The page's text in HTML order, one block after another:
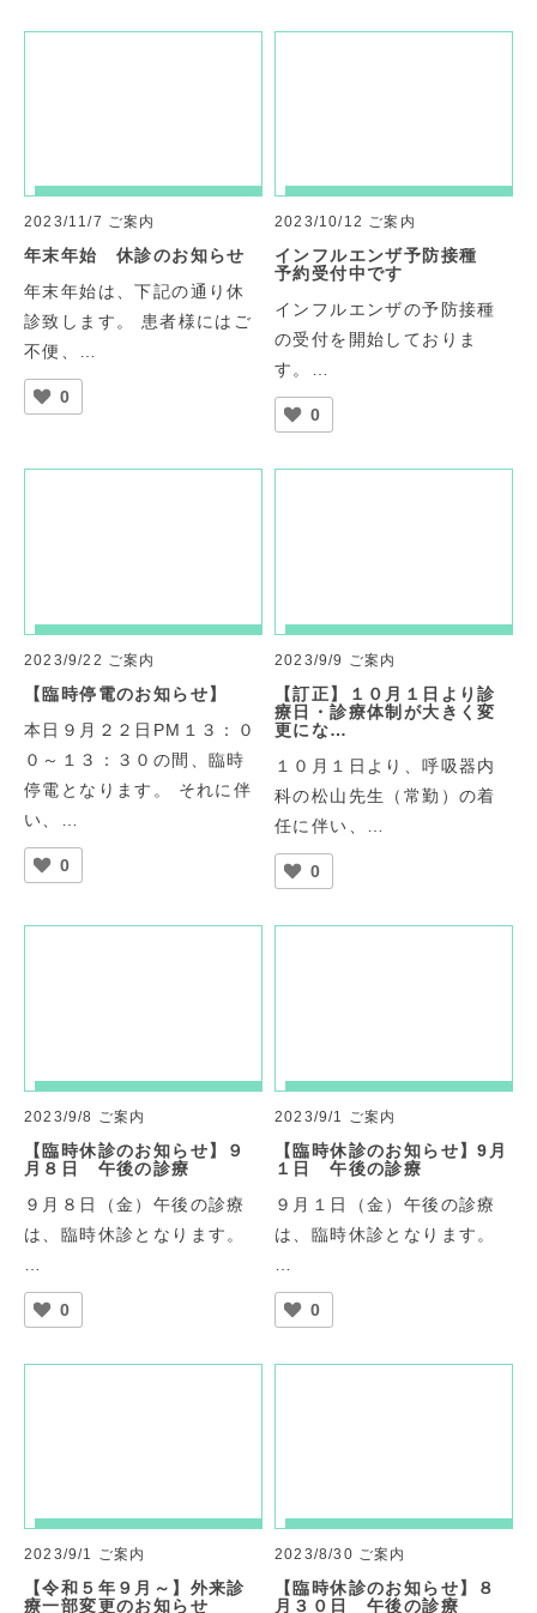
2023/11/7 ご案内
年末年始 休診のお知らせ
年末年始は、下記の通り休
診致します。 患者様にはご
不便、…
0
2023/10/12 ご案内
インフルエンザ予防接種
予約受付中です
インフルエンザの予防接種
の受付を開始しておりま
す。…
0
2023/9/22 ご案内
【臨時停電のお知らせ】
本日９月２２日PM１３：０
０～１３：３０の間、臨時
停電となります。 それに伴
い、…
0
2023/9/9 ご案内
【訂正】１０月１日より診
療日・診療体制が大きく変
更にな…
１０月１日より、呼吸器内
科の松山先生（常勤）の着
任に伴い、…
0
2023/9/8 ご案内
【臨時休診のお知らせ】９
月８日 午後の診療
９月８日（金）午後の診療
は、臨時休診となります。
0
2023/9/1 ご案内
【臨時休診のお知らせ】9月
１日 午後の診療
９月１日（金）午後の診療
は、臨時休診となります。
0
2023/9/1 ご案内
【令和５年９月～】外来診
療一部変更のお知らせ
2023/8/30 ご案内
【臨時休診のお知らせ】８
月３０日 午後の診療